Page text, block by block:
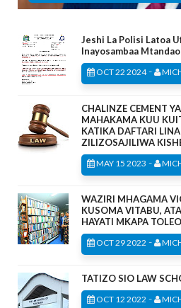
Jeshi La Polisi Latoa
Inayosambaa
OCT 22 2024-
CHALINZE CEMENT
MAHAKAMA KUU
KATIKA DAFTARI
ZILIZOSAJILIWA
MAY 15 2023 -
WAZIRI MHAGAMA
KUSOMA VITABU,
HAYATI MKAPA
OCT 29 2022 -
TATIZO SIO LAW
OCT 12 2022 -